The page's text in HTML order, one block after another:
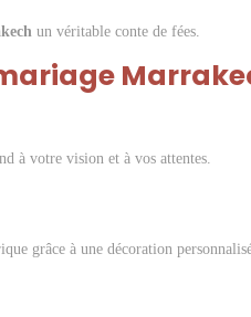
un véritable conte de fées.
à votre vision et à vos attentes.
grâce à une décoration